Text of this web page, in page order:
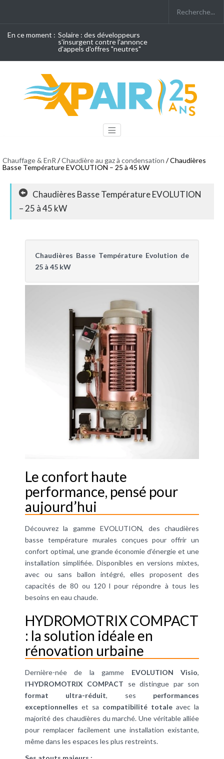
En ce moment : Solaire : des développeurs
s'insurgent contre l'annonce
d'appels d'offres "neutres"
Chauffage & EnR /Chaudière au gaz à condensation / Chaudières
Basse Température EVOLUTION – 25 à 45 kW
Chaudières Basse Température EVOLUTION
– 25 à 45 kW
Chaudières Basse Température Evolution de
25 à 45 kW
Le confort haute
performance, pensé pour
aujourd’hui
Découvrez la gamme EVOLUTION, des chaudières
basse température murales conçues pour offrir un
confort optimal, une grande économie d’énergie et une
installation simplifiée. Disponibles en versions mixtes,
avec ou sans ballon intégré, elles proposent des
capacités de 80 ou 120 l pour répondre à tous les
besoins en eau chaude.
HYDROMOTRIX COMPACT
: la solution idéale en
rénovation urbaine
Dernière-née de la gamme EVOLUTION Visio,
l’HYDROMOTRIX COMPACT se distingue par son
format ultra-réduit, ses performances
exceptionnelles et sa compatibilité totale avec la
majorité des chaudières du marché. Une véritable alliée
pour remplacer facilement une installation existante,
même dans les espaces les plus restreints.